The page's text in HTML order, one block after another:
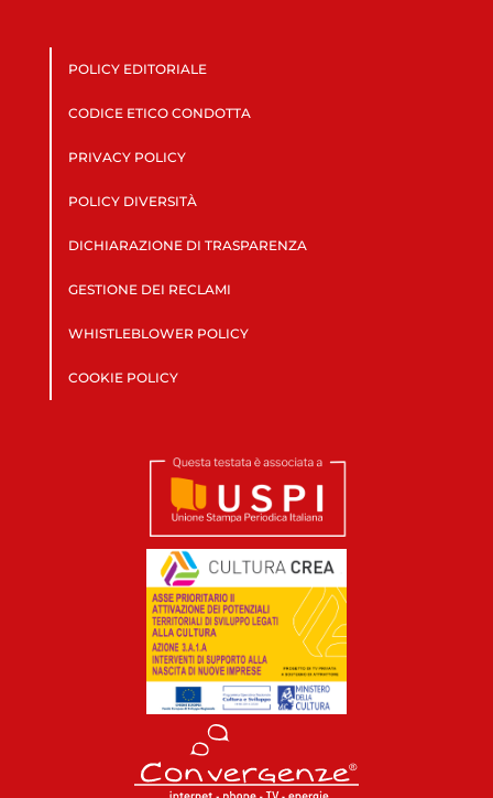
POLICY EDITORIALE
CODICE ETICO CONDOTTA
PRIVACY POLICY
POLICY DIVERSITÀ
DICHIARAZIONE DI TRASPARENZA
GESTIONE DEI RECLAMI
WHISTLEBLOWER POLICY
COOKIE POLICY